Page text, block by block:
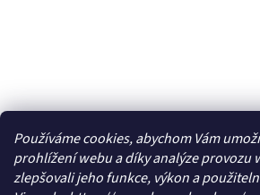
Používáme cookies, abychom Vám
prohlížení webu a díky analýze provozu
zlepšovali jeho funkce, výkon a